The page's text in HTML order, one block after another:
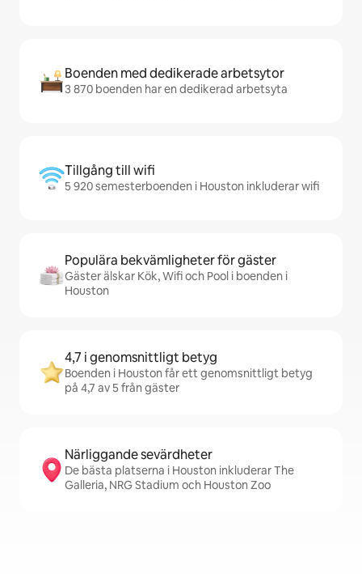
Boenden med dedikerade arbetsytor
3 870 boenden har en dedikerad arbetsyta
Tillgång till wifi
5 920 semesterboenden i Houston inkluderar wifi
Populära bekvämligheter för gäster
Gäster älskar Kök, Wifi och Pool i boenden i
Houston
4,7 i genomsnittligt betyg
Boenden i Houston får ett genomsnittligt betyg
på 4,7 av 5 från gäster
Närliggande sevärdheter
De bästa platserna i Houston inkluderar The
Galleria, NRG Stadium och Houston Zoo